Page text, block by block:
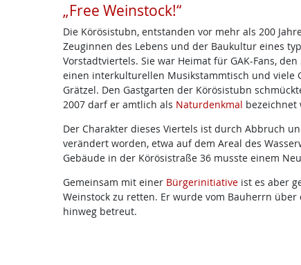
„Free Weinstock!“
Die Körösistubn, entstanden vor mehr als 200
Zeuginnen des Lebens und der Baukultur eines
Vorstadtviertels. Sie war Heimat für GAK-Fans,
einen interkulturellen Musikstammtisch und viele
Grätzel. Den Gastgarten der Körösistubn
2007 darf er amtlich als Naturdenkmal bezeichnet
Der Charakter dieses Viertels ist durch Abbruch
verändert worden, etwa auf dem Areal des
Gebäude in der Körösistraße 36 musste einem
Gemeinsam mit einer Bürgerinitiativeist es aber
Weinstock zu retten. Er wurde vom Bauherrn
hinweg betreut.